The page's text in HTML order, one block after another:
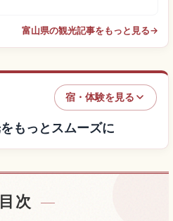
富山県の観光記事をもっと見る→
宿・体験を見る
もっとスムーズに
落付近の宿を探す
目次